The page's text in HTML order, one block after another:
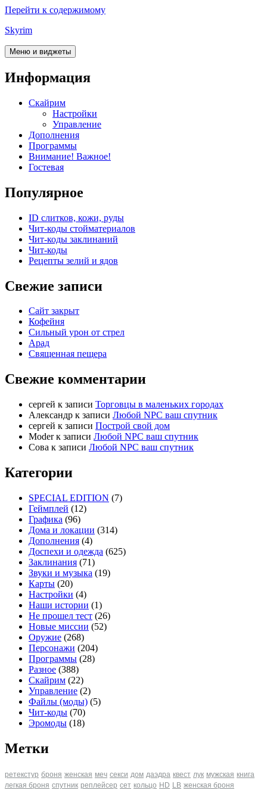
Перейти к содержимому
Skyrim
Меню и виджеты
Информация
Скайрим
Настройки
Управление
Дополнения
Программы
Внимание! Важное!
Гостевая
Популярное
ID слитков, кожи, руды
Чит-коды стойматериалов
Чит-коды заклинаний
Чит-коды
Рецепты зелий и ядов
Свежие записи
Сайт закрыт
Кофейня
Cильный урон от стрел
Арад
Священная пещера
Свежие комментарии
cергей к записи Торговцы в маленьких городах
Александр к записи Любой NPC ваш спутник
cергей к записи Построй свой дом
Moderк записи Любой NPC ваш спутник
Сова к записи Любой NPC ваш спутник
Категории
SPECIAL EDITION (7)
Геймплей (12)
Графика (96)
Дома и локации (314)
Дополнения (4)
Доспехи и одежда (625)
Заклинания (71)
Звуки и музыка (19)
Карты (20)
Настройки (4)
Наши истории (1)
Не прошел тест (26)
Новые миссии (52)
Оружие (268)
Персонажи (204)
Программы (28)
Разное (388)
Скайрим (22)
Управление (2)
Файлы (моды) (5)
Чит-коды (70)
Эромоды (18)
Метки
ретекстур броня женская меч секси дом даэдра квест лук мужская книга
легкая броня спутник реплейсер сет кольцо HD LB женская броня